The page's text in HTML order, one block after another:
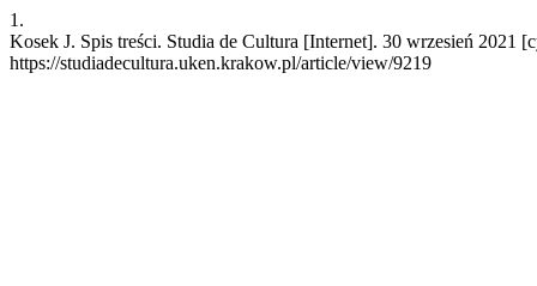
1.
Kosek J. Spis treści. Studia de Cultura [Internet]. 30 wrzesień 2021
https://studiadecultura.uken.krakow.pl/article/view/9219